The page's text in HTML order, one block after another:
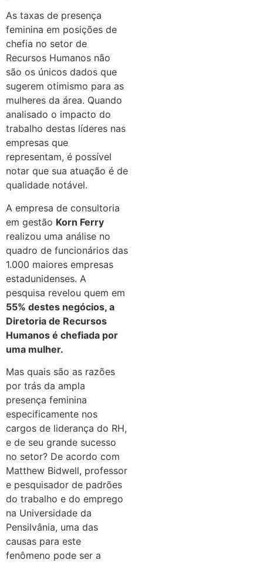
As taxas de presença
feminina em posições de
chefia no setor de
Recursos Humanos não
são os únicos dados que
sugerem otimismo para as
mulheres da área. Quando
analisado o impacto do
trabalho destas líderes nas
empresas que
representam, é possível
notar que sua atuação é de
qualidade notável.
A empresa de consultoria
em gestão Korn Ferry
realizou uma análise no
quadro de funcionários das
1.000 maiores empresas
estadunidenses. A
pesquisa revelou quem em
55% destes negócios, a
Diretoria de Recursos
Humanos é chefiada por
uma mulher.
Mas quais são as razões
por trás da ampla
presença feminina
especificamente nos
cargos de liderança do RH,
e de seu grande sucesso
no setor? De acordo com
Matthew Bidwell, professor
e pesquisador de padrões
do trabalho e do emprego
na Universidade da
Pensilvânia, uma das
causas para este
fenômeno pode ser a